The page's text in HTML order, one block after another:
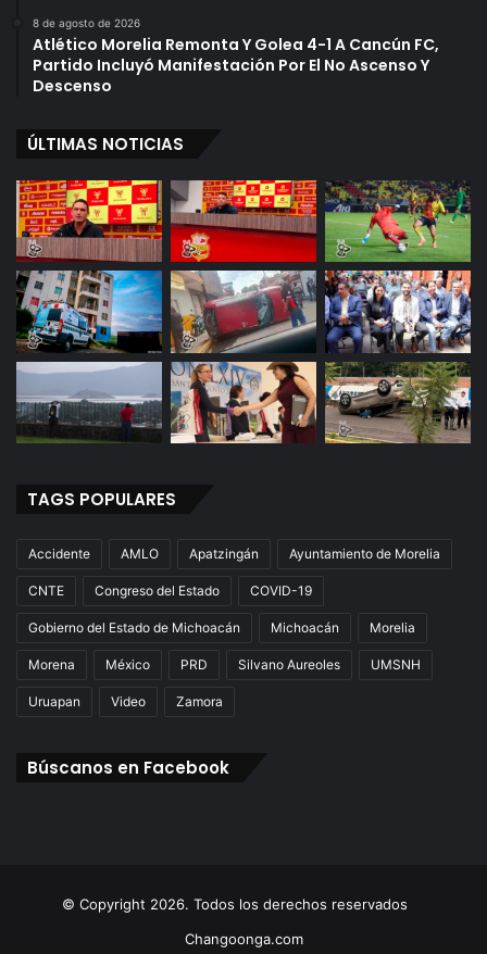
8 de agosto de 2026
Atlético Morelia Remonta Y Golea 4-1 A Cancún FC,
Partido Incluyó Manifestación Por El No Ascenso Y
Descenso
ÚLTIMAS NOTICIAS
TAGS POPULARES
Accidente AMLO Apatzingán Ayuntamiento de Morelia
CNTE Congreso del Estado COVID-19
Gobierno del Estado de Michoacán Michoacán Morelia
Morena México PRD Silvano Aureoles UMSNH
Uruapan Video Zamora
Búscanos en Facebook
© Copyright 2026. Todos los derechos reservados
Changoonga.com